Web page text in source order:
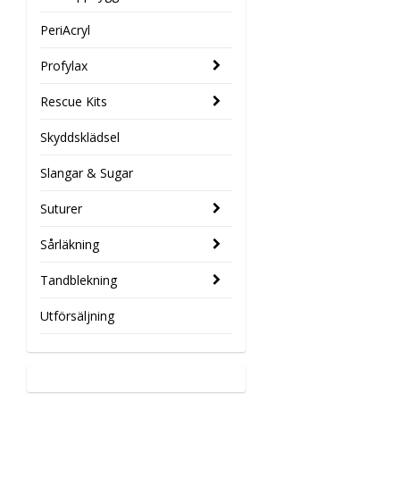
PeriAcryl
Profylax
Rescue Kits
Skyddsklädsel
Slangar & Sugar
Suturer
Sårläkning
Tandblekning
Utförsäljning